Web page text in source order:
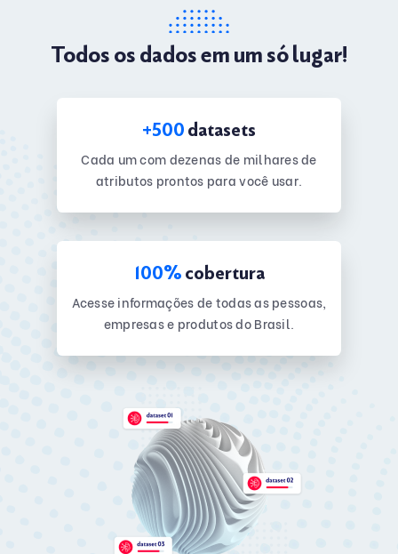
Todos os dados em um só lugar!
+500 datasets
Cada um com dezenas de milhares de
atributos prontos para você usar.
100% cobertura
Acesse informações de todas as pessoas,
empresas e produtos do Brasil.